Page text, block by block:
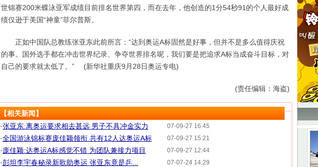
世锦赛200米蝶泳亚军成绩目前排名世界第四，而在去年，他创造的1分54秒91的个人最好成
绩仅逊于美国“神童”菲尔普斯。
正如中国队总教练张亚东此前所言：“达到奥运A标固然是好事，但并不是多么值得庆祝
的事。国外选手都在冲击世界纪录、争夺世界排名呢，我们要是把追求A标当成奋斗目标，对
自己的要求就太低了。” (新华社重庆9月28日奥运专电)
(责任编辑：海盗)
【相关新闻】
07-09-27 16:45
·张亚东:离奥运要求相去甚远 男子不具冲金实力
07-09-27 15:21
·全国游泳锦标赛庞佳颖领衔 共有12人达奥运A标
07-09-27 12:44
· 庞佳颖:达奥运A标感觉不错 为团队兼接力项目
07-07-24 14:29
·彭坦李宇春秘录新歌助奥运 张亚东竟是乒...